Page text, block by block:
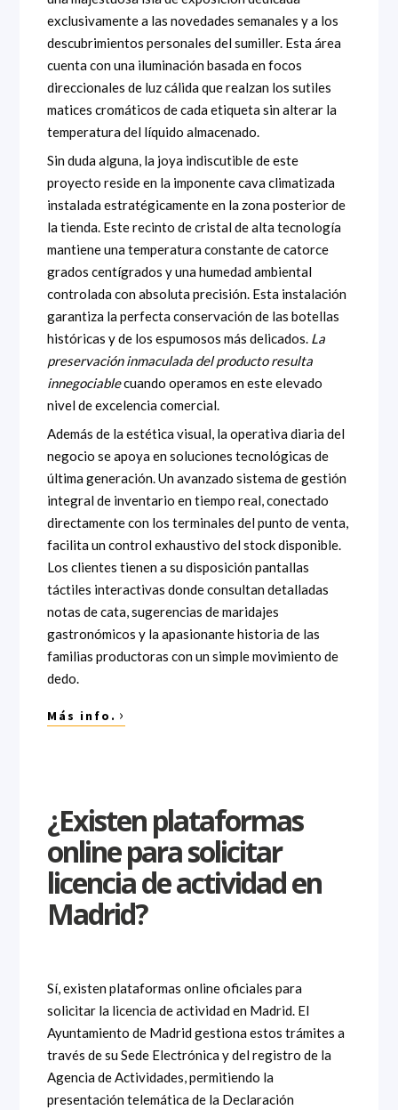
exclusivamente a las novedades semanales y a los
descubrimientos personales del sumiller. Esta área
cuenta con una iluminación basada en focos
direccionales de luz cálida que realzan los sutiles
matices cromáticos de cada etiqueta sin alterar la
temperatura del líquido almacenado.
Sin duda alguna, la joya indiscutible de este
proyecto reside en la imponente cava climatizada
instalada estratégicamente en la zona posterior de
la tienda. Este recinto de cristal de alta tecnología
mantiene una temperatura constante de catorce
grados centígrados y una humedad ambiental
controlada con absoluta precisión. Esta instalación
garantiza la perfecta conservación de las botellas
históricas y de los espumosos más delicados. La
preservación inmaculada del producto resulta
innegociablecuando operamos en este elevado
nivel de excelencia comercial.
Además de la estética visual, la operativa diaria del
negocio se apoya en soluciones tecnológicas de
última generación. Un avanzado sistema de gestión
integral de inventario en tiempo real, conectado
directamente con los terminales del punto de venta,
facilita un control exhaustivo del stock disponible.
Los clientes tienen a su disposición pantallas
táctiles interactivas donde consultan detalladas
notas de cata, sugerencias de maridajes
gastronómicos y la apasionante historia de las
familias productoras con un simple movimiento de
dedo.
Más info. ›
¿Existen plataformas
online para solicitar
licencia de actividad en
Madrid?
Sí, existen plataformas online oficiales para
solicitar la licencia de actividad en Madrid. El
Ayuntamiento de Madrid gestiona estos trámites a
través de su Sede Electrónica y del registro de la
Agencia de Actividades, permitiendo la
presentación telemática de la Declaración